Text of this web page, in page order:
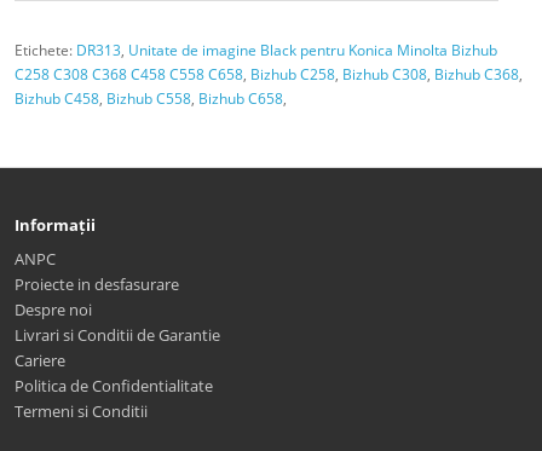
Etichete: DR313, Unitate de imagine Black pentru Konica Minolta Bizhub
C258 C308 C368 C458 C558 C658, Bizhub C258, Bizhub C308, Bizhub C368,
Bizhub C458, Bizhub C558, Bizhub C658,
Informații
ANPC
Proiecte in desfasurare
Despre noi
Livrari si Conditii de Garantie
Cariere
Politica de Confidentialitate
Termeni si Conditii